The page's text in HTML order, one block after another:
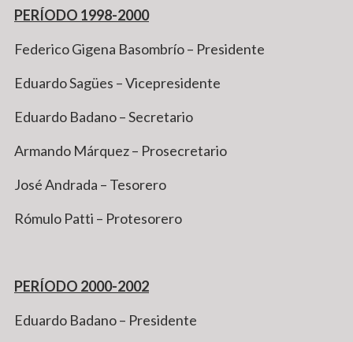
PERÍODO 1998-2000
Federico Gigena Basombrío – Presidente
Eduardo Sagües – Vicepresidente
Eduardo Badano – Secretario
Armando Márquez – Prosecretario
José Andrada – Tesorero
Rómulo Patti – Protesorero
PERÍODO 2000-2002
Eduardo Badano – Presidente